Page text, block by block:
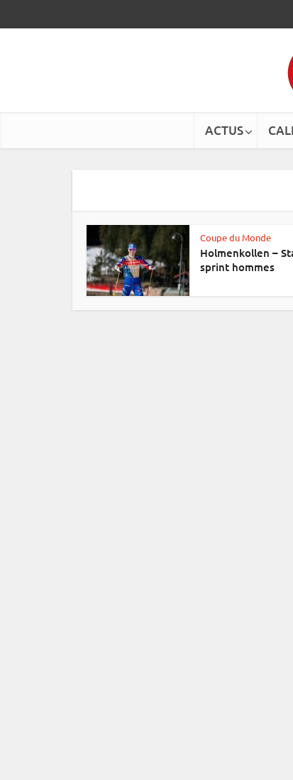
ACTUS
Coupe du Monde
Holmenkollen –
sprint hommes